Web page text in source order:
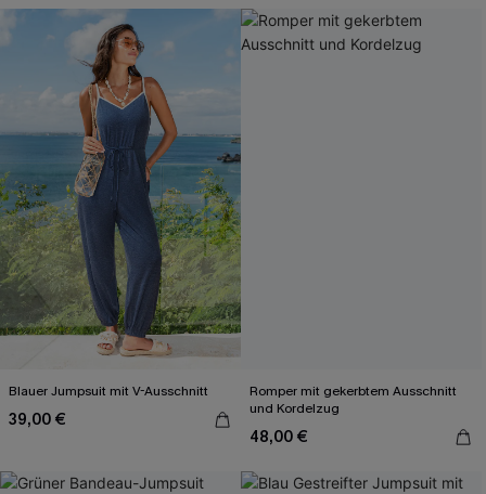
Blauer Jumpsuit mit V-Ausschnitt
39,00 €
Romper mit gekerbtem Ausschnitt
und Kordelzug
48,00 €